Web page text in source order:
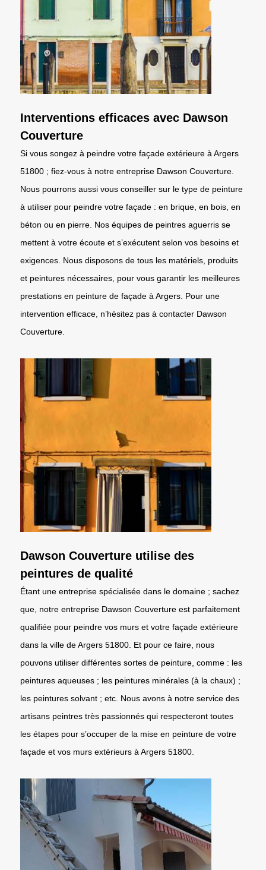
Interventions efficaces avec Dawson
Couverture
Si vous songez à peindre votre façade extérieure à Argers
51800 ; fiez-vous à notre entreprise Dawson Couverture.
Nous pourrons aussi vous conseiller sur le type de peinture
à utiliser pour peindre votre façade : en brique, en bois, en
béton ou en pierre. Nos équipes de peintres aguerris se
mettent à votre écoute et s’exécutent selon vos besoins et
exigences. Nous disposons de tous les matériels, produits
et peintures nécessaires, pour vous garantir les meilleures
prestations en peinture de façade à Argers. Pour une
intervention efficace, n’hésitez pas à contacter Dawson
Couverture.
Dawson Couverture utilise des
peintures de qualité
Étant une entreprise spécialisée dans le domaine ; sachez
que, notre entreprise Dawson Couverture est parfaitement
qualifiée pour peindre vos murs et votre façade extérieure
dans la ville de Argers 51800. Et pour ce faire, nous
pouvons utiliser différentes sortes de peinture, comme : les
peintures aqueuses ; les peintures minérales (à la chaux) ;
les peintures solvant ; etc. Nous avons à notre service des
artisans peintres très passionnés qui respecteront toutes
les étapes pour s’occuper de la mise en peinture de votre
façade et vos murs extérieurs à Argers 51800.